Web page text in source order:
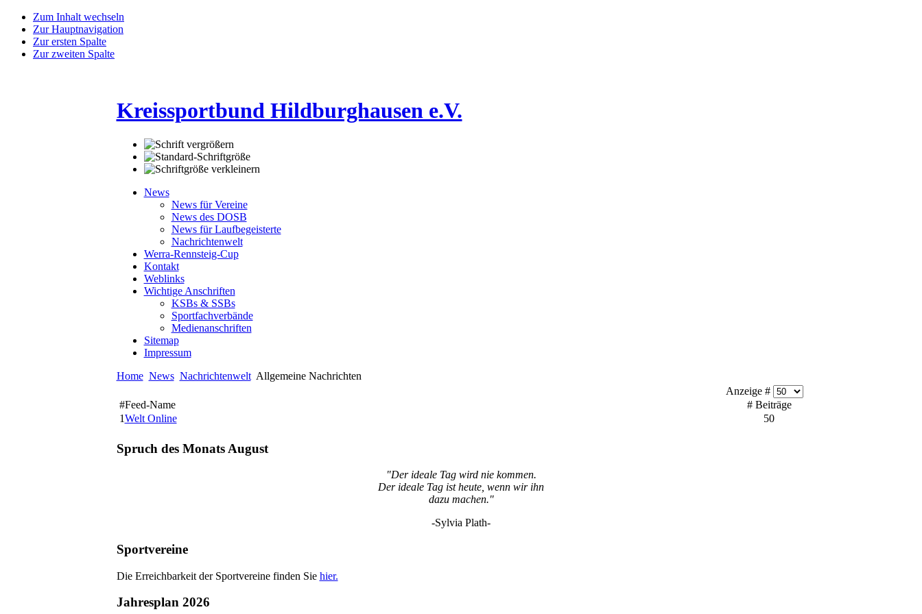
Zum Inhalt wechseln
Zur Hauptnavigation
Zur ersten Spalte
Zur zweiten Spalte
Kreissportbund Hildburghausen e.V.
News
News für Vereine
News des DOSB
News für Laufbegeisterte
Nachrichtenwelt
Werra-Rennsteig-Cup
Kontakt
Weblinks
Wichtige Anschriften
KSBs & SSBs
Sportfachverbände
Medienanschriften
Sitemap
Impressum
Home News Nachrichtenwelt Allgemeine Nachrichten
Anzeige #
#Feed-Name
# Beiträge
1Welt Online 50
Spruch des Monats August
"Der ideale Tag wird nie kommen.
Der ideale Tag ist heute, wenn wir ihn
dazu machen."
-Sylvia Plath-
Sportvereine
Die Erreichbarkeit der Sportvereine finden Sie hier.
Jahresplan 2026